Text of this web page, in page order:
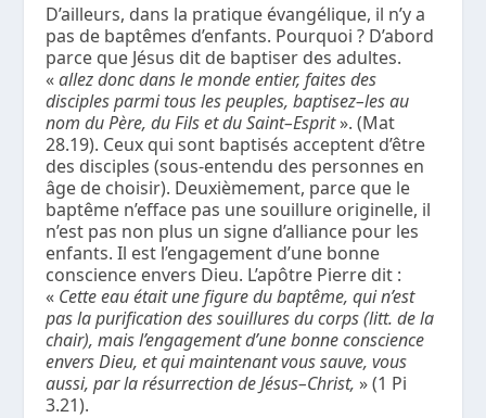
D’ailleurs, dans la pratique évangélique, il n’y a
pas de baptêmes d’enfants. Pourquoi ? D’abord
parce que Jésus dit de baptiser des adultes.
«allez donc dans le monde entier, faites des
disciples parmi tous les peuples, baptisez–les au
nom du Père, du Fils et du Saint–Esprit». (Mat
28.19). Ceux qui sont baptisés acceptent d’être
des disciples (sous-entendu des personnes en
âge de choisir). Deuxièmement, parce que le
baptême n’efface pas une souillure originelle, il
n’est pas non plus un signe d’alliance pour les
enfants. Il est l’engagement d’une bonne
conscience envers Dieu. L’apôtre Pierre dit :
« Cette eau était une figure du baptême, qui n’est
pas la purification des souillures du corps (litt. de la
chair), mais l’engagement d’une bonne conscience
envers Dieu, et qui maintenant vous sauve, vous
aussi, par la résurrection de Jésus–Christ, » (1 Pi
3.21).